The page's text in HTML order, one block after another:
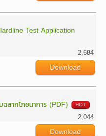
Test Application
2,684
Download
ลากโภชนาการ (PDF) HOT
2,044
Download